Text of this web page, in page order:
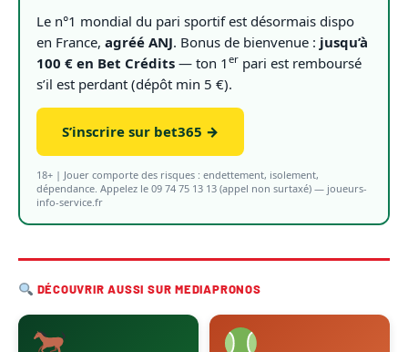
Le n°1 mondial du pari sportif est désormais dispo
en France, agréé ANJ. Bonus de bienvenue : jusqu’à
100 € en Bet Crédits — ton 1 er pari est remboursé
s’il est perdant (dépôt min 5 €).
S’inscrire sur bet365 →
18+ | Jouer comporte des risques : endettement, isolement,
dépendance. Appelez le 09 74 75 13 13 (appel non surtaxé) — joueurs-
info-service.fr
DÉCOUVRIR AUSSI SUR MEDIAPRONOS